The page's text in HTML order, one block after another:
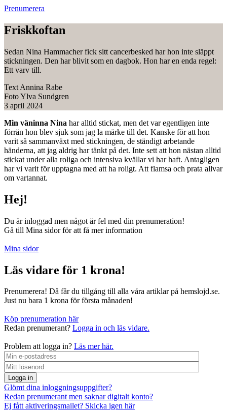
Prenumerera
Friskkoftan
Sedan Nina Hammacher fick sitt cancerbesked har hon inte släppt
stickningen. Den har blivit som en dagbok. Hon har en enda regel:
Ett varv till.
Text Annina Rabe
FotoYlva Sundgren
3 april 2024
Min väninna Nina har alltid stickat, men det var egentligen inte
förrän hon blev sjuk som jag la märke till det. Kanske för att hon
varit så sammanväxt med stickningen, de ständigt arbetande
händerna, att jag aldrig har tänkt på det. Inte sett att hon nästan alltid
stickat under alla roliga och intensiva kvällar vi har haft. Antagligen
har vi varit för upptagna med att ha roligt. Att flamsa och prata allvar
om vartannat.
Hej!
Du är inloggad men något är fel med din prenumeration!
Gå till Mina sidor för att få mer information
Mina sidor
Läs vidare för 1 krona!
Prenumerera! Då får du tillgång till alla våra artiklar på hemslojd.se.
Just nu bara 1 krona för första månaden!
Köp prenumeration här
Redan prenumerant? Logga in och läs vidare.
Problem att logga in? Läs mer här.
Logga in
Glömt dina inloggningsuppgifter?
Redan prenumerant men saknar digitalt konto?
Ej fått aktiveringsmailet? Skicka igen här